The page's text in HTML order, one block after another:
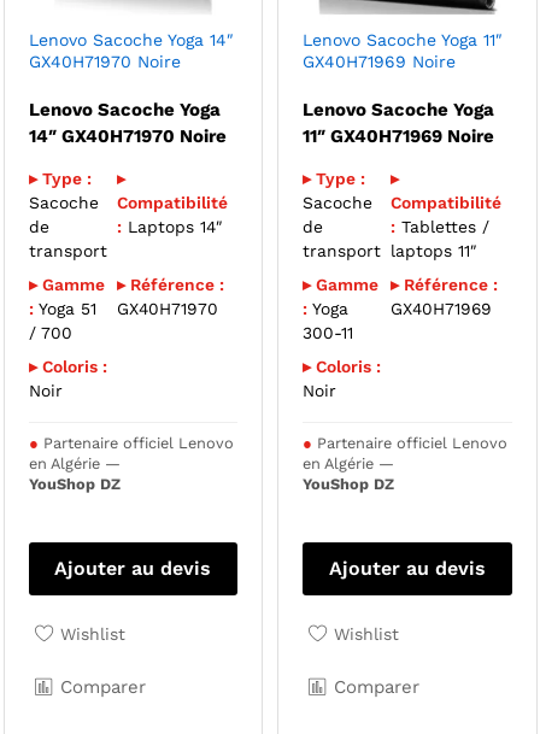
Lenovo Sacoche Yoga 14″
GX40H71970 Noire
Lenovo Sacoche Yoga
14″ GX40H71970 Noire
▸ Type :
Sacoche
de
transport
▸
Compatibilité
:Laptops 14″
▸ Gamme
:Yoga 51
/ 700
▸ Référence :
GX40H71970
▸ Coloris :
Noir
● Partenaire officiel Lenovo
en Algérie —
YouShop DZ
Ajouter au devis
Wishlist
Comparer
Lenovo Sacoche Yoga 11″
GX40H71969 Noire
Lenovo Sacoche Yoga
11″ GX40H71969 Noire
▸ Type :
Sacoche
de
transport
▸
Compatibilité
: Tablettes /
laptops 11″
▸ Gamme
: Yoga
300-11
▸ Référence :
GX40H71969
▸ Coloris :
Noir
● Partenaire officiel Lenovo
en Algérie —
YouShop DZ
Ajouter au devis
Wishlist
Comparer